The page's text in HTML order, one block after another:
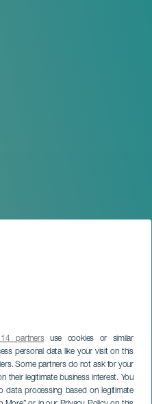
partnersuse cookies or similar
personal data like your visit on this
Some partners do not ask for your
their legitimate business interest. You
processing based on legitimate